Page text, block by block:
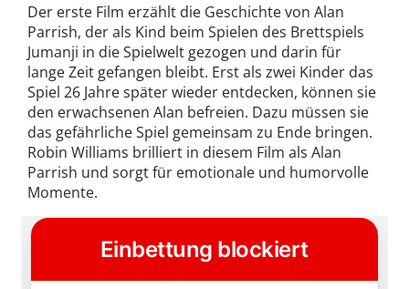
Der erste Film erzählt die Geschichte von Alan
Parrish, der als Kind beim Spielen des Brettspiels
Jumanji in die Spielwelt gezogen und darin für
lange Zeit gefangen bleibt. Erst als zwei Kinder das
Spiel 26 Jahre später wieder entdecken, können sie
den erwachsenen Alan befreien. Dazu müssen sie
das gefährliche Spiel gemeinsam zu Ende bringen.
Robin Williams brilliert in diesem Film als Alan
Parrish und sorgt für emotionale und humorvolle
Momente.